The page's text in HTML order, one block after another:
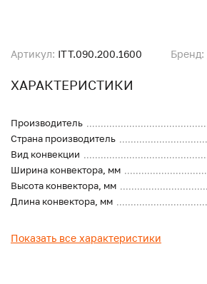
Артикул: ITT.090.200.1600 Бренд:
ХАРАКТЕРИСТИКИ
Производитель
Страна производитель
Вид конвекции
Ширина конвектора, мм
Высота конвектора, мм
Длина конвектора, мм
Показать все характеристики